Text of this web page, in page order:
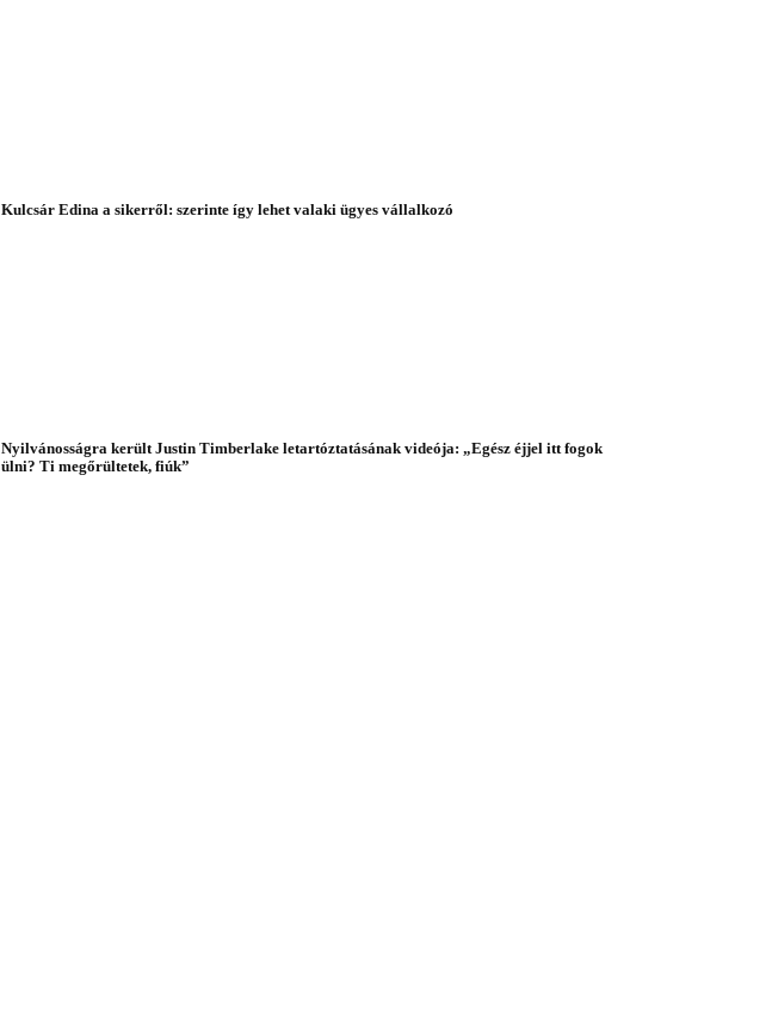
Kulcsár Edina a sikerről: szerinte így lehet valaki ügyes vállalkozó
Nyilvánosságra került Justin Timberlake letartóztatásának videója: „Egész éjjel itt fogok
ülni? Ti megőrültetek, fiúk”